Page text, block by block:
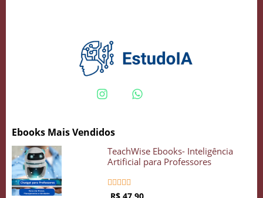
Ebooks Mais Vendidos
TeachWise Ebooks- Inteligência
Artificial para Professores
    
Vidgenie
COMECE GRÁTIS